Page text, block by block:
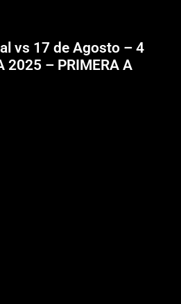
vs 17 de Agosto – 4
2025 – PRIMERA A